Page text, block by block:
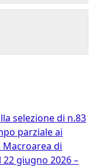
selezione di n.83
parziale ai
Macroarea di
giugno 2026 –